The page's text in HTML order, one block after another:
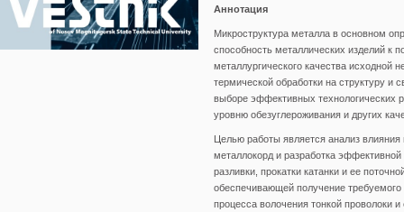
Аннотация
Микроструктура металла в основном
способность металлических изделий к
металлургического качества исходной
термической обработки на структуру и
выборе эффективных технологических
уровню обезуглероживания и других
Целью работы является анализ влияния
металлокорд и разработка
разливки, прокатки катанки и ее
обеспечивающей получение
процесса волочения тонкой проволоки и